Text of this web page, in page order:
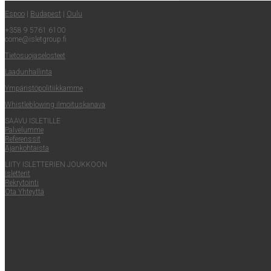
Espoo | Buda­pest | Oulu
+358 9 5761 6100
come@​isletgroup.​fi
Tie­to­suo­ja­se­los­teet
Laa­dun­hal­lin­ta
Ympä­ris­tö­po­li­tiik­kam­me
Whist­le­blowing ilmoituskanava
SAA­VU ISLETILLE
Pal­ve­lum­me
Refe­rens­sit
Ajan­koh­tais­ta
LII­TY ISLET­TE­RIEN JOUKKOON
Islet­te­rit
Rek­ry­toin­ti
Ota Yhteyt­tä